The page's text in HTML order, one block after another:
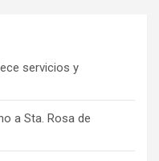
servicios y
a Sta. Rosa de